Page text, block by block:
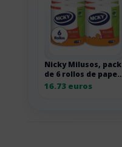
Nicky Milusos, pack
de 6 rollos de papel
de cocina de 2 capas
16.73 euros